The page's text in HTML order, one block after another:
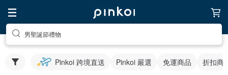
男聖誕節禮物
Pinkoi 跨境直送 Pinkoi 嚴選 免運商品 折扣商